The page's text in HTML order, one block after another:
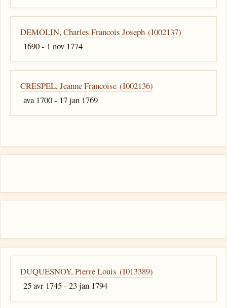
DEMOLIN, Charles Francois Joseph (I002137)
1690 - 1 nov 1774
CRESPEL, Jeanne Francoise (I002136)
ava 1700 - 17 jan 1769
DUQUESNOY, Pierre Louis (I013389)
25 avr 1745 - 23 jan 1794